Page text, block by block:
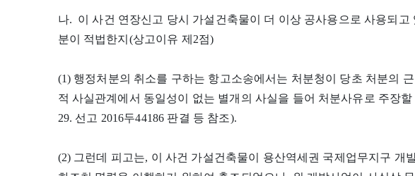
나. 이 사건 연장신고 당시 가설건축물이 더 이상 공사용으로 사용되고
분이 적법한지(상고이유 제2점)
(1) 행정처분의 취소를 구하는 항고소송에서는 처분청이 당초 처분의
적 사실관계에서 동일성이 없는 별개의 사실을 들어 처분사유로 주장할
29. 선고 2016두44186 판결 등 참조).
(2) 그런데 피고는, 이 사건 가설건축물이 용산역세권 국제업무지구 개